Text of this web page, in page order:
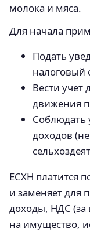
молока и мяса.
Для начала
Подать
налоговый
Вести учет
движения
Соблюдать
доходов
ЕСХН платится
и заменяет для
доходы, НДС (за
на имущество,